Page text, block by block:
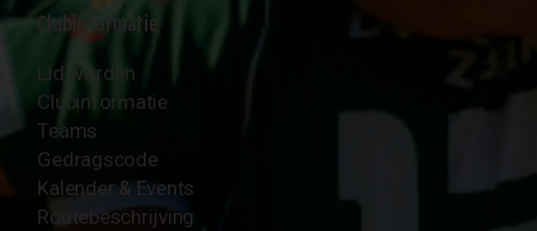
Clubinformatie
Lid worden
Clubinformatie
Teams
Gedragscode
Kalender & Events
Routebeschrijving